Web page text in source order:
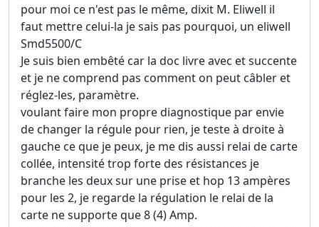
pour moi ce n'est pas le même, dixit M. Eliwell il
faut mettre celui-la je sais pas pourquoi, un eliwell
Smd5500/C
Je suis bien embêté car la doc livre avec et succente
et je ne comprend pas comment on peut câbler et
réglez-les, paramètre.
voulant faire mon propre diagnostique par envie
de changer la régule pour rien, je teste à droite à
gauche ce que je peux, je me dis aussi relai de carte
collée, intensité trop forte des résistances je
branche les deux sur une prise et hop 13 ampères
pour les 2, je regarde la régulation le relai de la
carte ne supporte que 8 (4) Amp.